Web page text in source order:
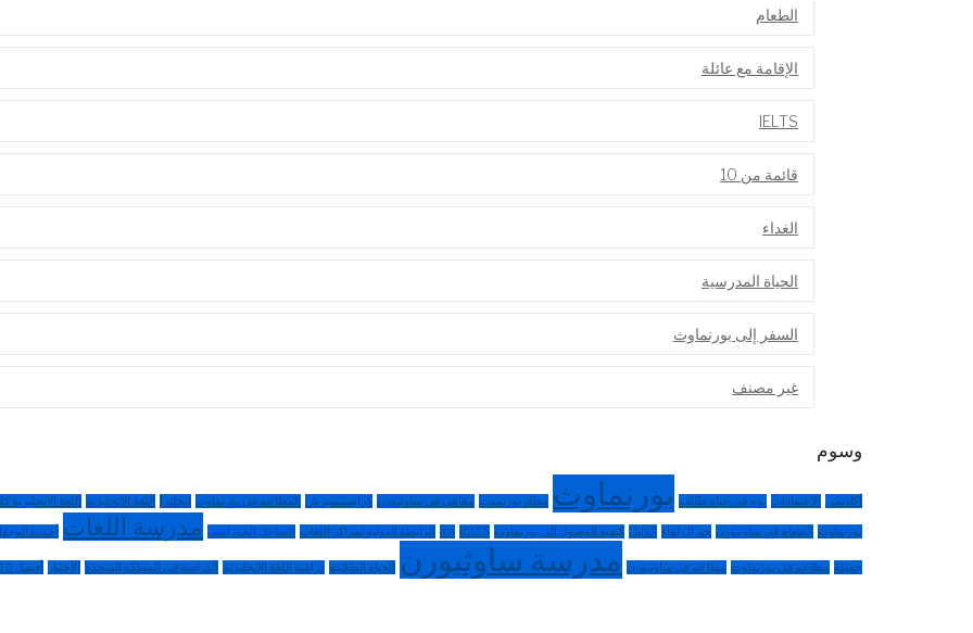
الطعام
الإقامة مع عائلة
IELTS
قائمة من 10
الغداء
الحياة المدرسية
السفر إلى بورنماوث
غير مصنف
وسوم
أكاديمي الاعتمادات يوم في حياة طالب بورنماوث مطار بورنموث مقاهي في ساوثبورن كرايستشيرش المطاعم في بورنماوث إنجلترا اللغة الإنجليزية اللغة الإنجليزية
بورنماوث الطعام في ساوثبورن جنرال لواء الدليل كيفية الوصول إلى بورنماوث ica IELTS الرابطة الدولية لمراكز اللغات الساحل الجوراسي مدرسة اللغات أحدث
جميلة مطاعم في بورنماوث مطاعم في ساوثبورن مدرسة ساوثبورن الحياة الطلابية دراسة اللغة الإنجليزية الدراسة في المملكة المتحدة الاختبار أفضل 10 أماكن